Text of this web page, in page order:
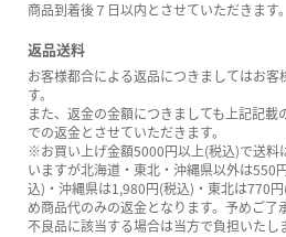
商品到着後７日以内とさせていただきます。
返品送料
お客様都合による返品につきましてはお客
す。
また、返金の金額につきましても上記記
での返金とさせていただきます。
※お買い上げ金額5000円以上(税込)で送料
いますが北海道・東北・沖縄県以外は550
込)・沖縄県は1,980円(税込)・東北は770
め商品代のみの返金となります。予めご了
不良品に該当する場合は当方で負担いたし